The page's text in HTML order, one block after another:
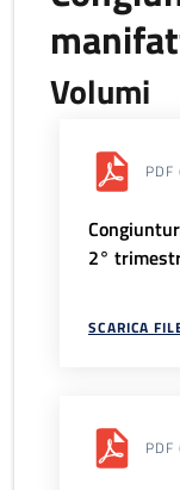
Volumi
PDF
2°
SCARICA
PDF